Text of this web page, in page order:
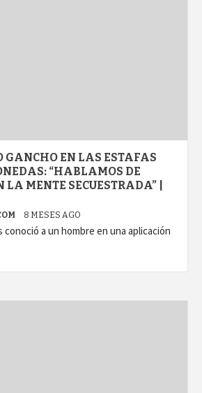
GANCHO EN LAS ESTAFAS
“HABLAMOS DE
LA MENTE SECUESTRADA” |
8 MESES AGO
conoció a un hombre en una aplicación